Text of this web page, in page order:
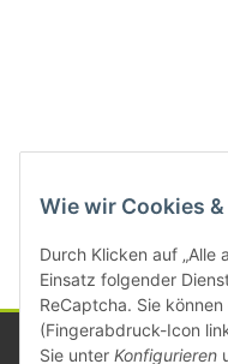
Wie wir Cookies
Durch Klicken auf „Alle
Einsatz folgender
ReCaptcha. Sie
(Fingerabdruck-Icon
Sie unter Konfigurieren
Kategorien